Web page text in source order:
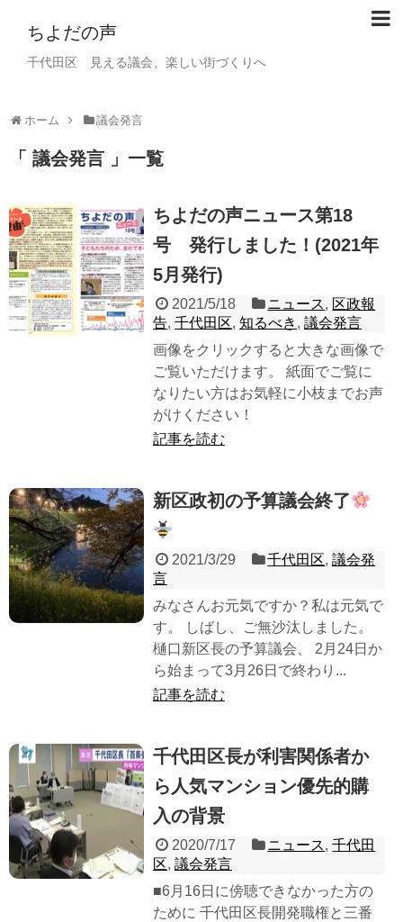
ちよだの声
千代田区 見える議会、楽しい街づくりへ
ホーム 議会発言
議会発言 一覧
ちよだの声ニュース第18
号 発行しました！(2021年
5月発行)
2021/5/18 ニュース, 区政報
告, 千代田区, 知るべき , 議会発言
画像をクリックすると大きな画像で
ご覧いただけます。 紙面でご覧に
なりたい方はお気軽に小枝までお声
がけください！
記事を読む
新区政初の予算議会終了
2021/3/29 千代田区,議会発
言
みなさんお元気ですか？私は元気で
す。 しばし、ご無沙汰しました。
樋口新区長の予算議会、 2月24日か
ら始まって3月26日で終わり...
記事を読む
千代田区長が利害関係者か
ら人気マンション優先的購
入の背景
2020/7/17 ニュース,千代田
区, 議会発言
■6月16日に傍聴できなかった方の
ために 千代田区長開発職権と三番